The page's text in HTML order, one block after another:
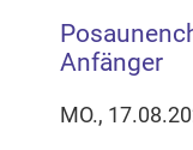
Anfänger
MO.,